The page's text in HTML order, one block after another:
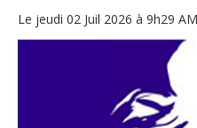
Le jeudi 02 Juil 2026 à 9h29 AM